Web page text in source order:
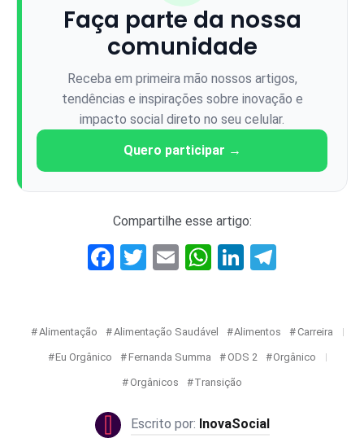
Faça parte da nossa
comunidade
Receba em primeira mão nossos artigos,
tendências e inspirações sobre inovação e
impacto social direto no seu celular.
Quero participar →
Compartilhe esse artigo:
Facebook
Twitter
EmailWhatsApp
LinkedIn
Alimentação Alimentação Saudável Alimentos Carreira
Eu Orgânico Fernanda Summa ODS 2 Orgânico
Orgânicos Transição
InovaSocial